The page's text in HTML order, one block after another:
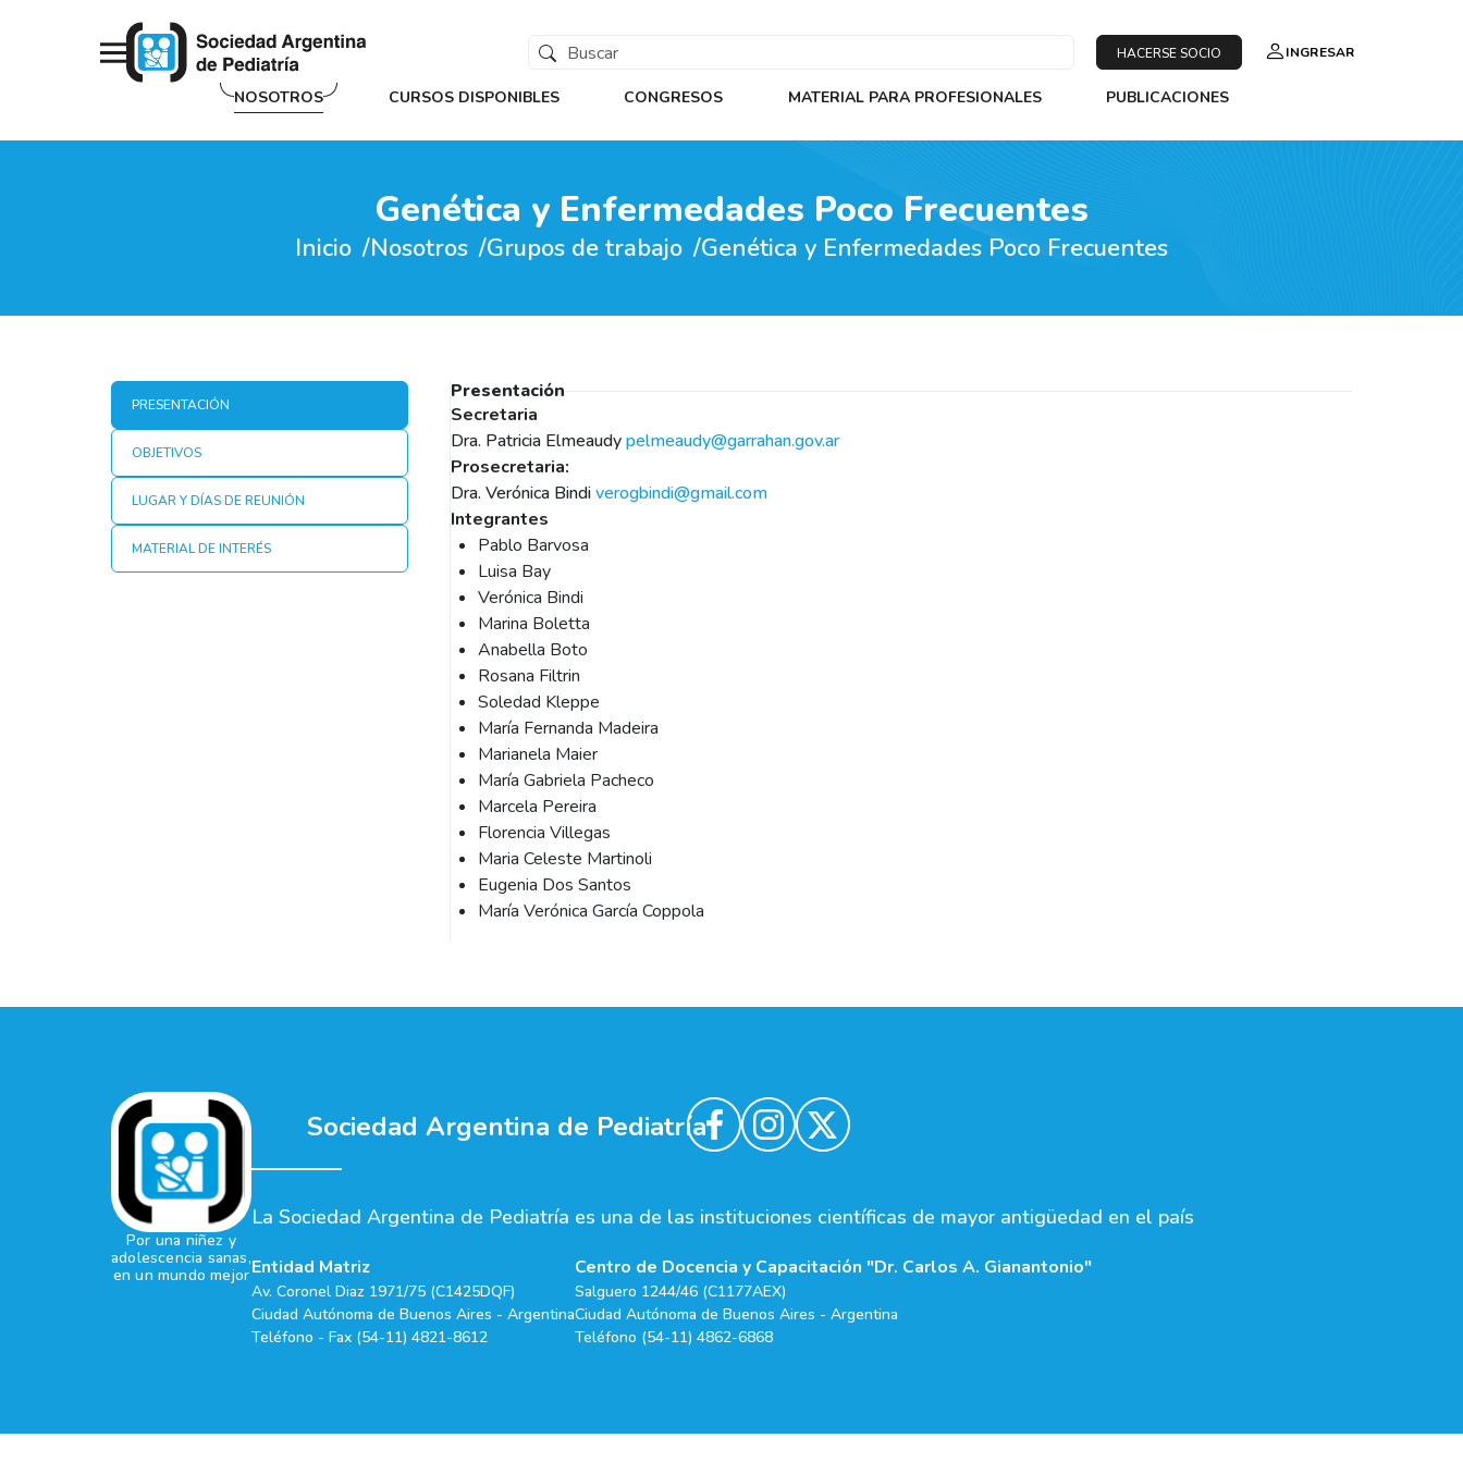
HACERSE SOCIO INGRESAR
NOSOTROS CURSOS DISPONIBLES CONGRESOS MATERIAL PARA PROFESIONALES PUBLICACIONES
Genética y Enfermedades Poco Frecuentes
Inicio Nosotros Grupos de trabajo Genética y Enfermedades Poco Frecuentes
PRESENTACIÓN
OBJETIVOS
LUGAR Y DÍAS DE REUNIÓN
MATERIAL DE INTERÉS
Presentación
Secretaria
Dra. Patricia Elmeaudypelmeaudy@garrahan.gov.ar
Prosecretaria:
Dra. Verónica Bindiverogbindi@gmail.com
Integrantes
Pablo Barvosa
Luisa Bay
Verónica Bindi
Marina Boletta
Anabella Boto
Rosana Filtrin
Soledad Kleppe
María Fernanda Madeira
Marianela Maier
María Gabriela Pacheco
Marcela Pereira
Florencia Villegas
Maria Celeste Martinoli
Eugenia Dos Santos
María Verónica García Coppola
Sociedad Argentina de Pediatría
Por una niñez y
adolescencia sanas,
en un mundo mejor
La Sociedad Argentina de Pediatría es una de las instituciones científicas de mayor antigüedad en el país
Entidad Matriz
Av. Coronel Diaz 1971/75 (C1425DQF)
Ciudad Autónoma de Buenos Aires - Argentina
Teléfono - Fax (54-11) 4821-8612
Centro de Docencia y Capacitación "Dr. Carlos A. Gianantonio"
Salguero 1244/46 (C1177AEX)
Ciudad Autónoma de Buenos Aires - Argentina
Teléfono (54-11) 4862-6868